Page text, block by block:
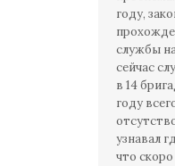
году,
службы
сейчас
в 14
году
узнавал
что